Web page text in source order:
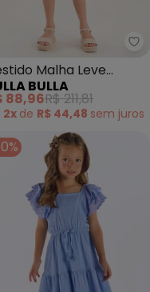
- Jardineira em
Malha Leve
BULLA
88,96R$ 211,81
2x de R$ 44,48 sem juros